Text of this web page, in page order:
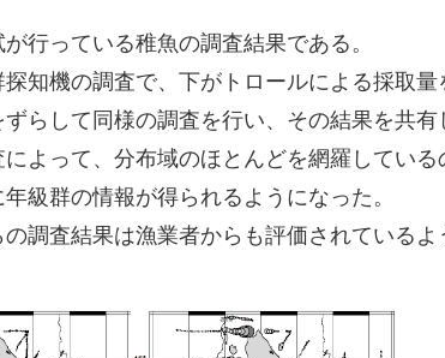
行っている稚魚の調査結果である。
探知機の調査で、下がトロールによる採取量
らして同様の調査を行い、その結果を共有
よって、分布域のほとんどを網羅している
級群の情報が得られるようになった。
調査結果は漁業者からも評価されているよ